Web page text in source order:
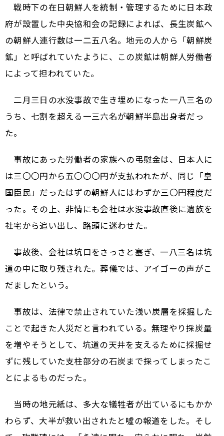
戦時下の在日朝鮮人を統制・管理するために日本政
府が設置した中央協和会の記録によれば、長生炭鉱へ
の朝鮮人連行数は一二五八名。地元の人から「朝鮮炭
鉱」と呼ばれていたように、この炭鉱は朝鮮人労働者
によって担われていた。
二月三日の水没事故で生き埋めになった一八三名の
うち、七割を超える一三六名が朝鮮半島出身者だっ
た。
事故にあった労働者の家族への弔慰金は、日本人に
は三〇〇円から五〇〇〇円が支払われたが、同じ「皇
国臣民」だったはずの朝鮮人にはわずか三〇円程度だ
った。その上、非情にも会社は水没事故直後に遺族を
社宅から追い出し、路頭に迷わせた。
事故後、会社は坑口をさっさと塞ぎ、一八三名は坑
道の中に取り残された。葬儀では、アイゴーの声がこ
だましたという。
事故は、法律で禁止されていた浅い炭層を採掘した
ことで起きた人災だと言われている。無理やり採炭量
を増やそうとして、坑道の天井を支えるために採掘せ
ずに残していた支柱部分の石炭まで採ってしまったこ
とによるものだった。
当時の地元紙は、多大な犠牲者が出ているにもかか
わらず、大半が救い出されたと噓の報道をした。そし